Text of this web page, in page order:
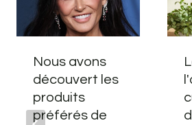
Nous avons
découvert les
produits
préférés de